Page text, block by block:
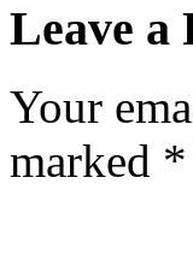
Leave a
Your
marked *